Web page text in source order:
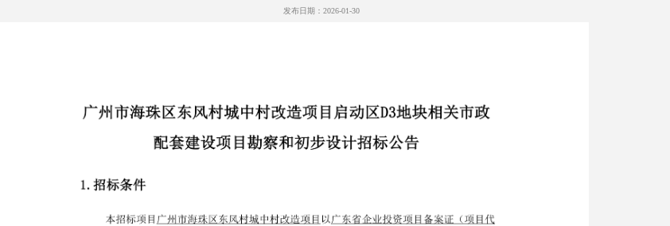
发布日期：2026-01-30